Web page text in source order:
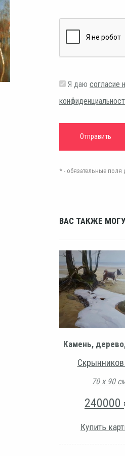
Я даю согласие
* - обязательные поля
ВАС ТАКЖЕ
Камень,
70 х 90
240000
Купить